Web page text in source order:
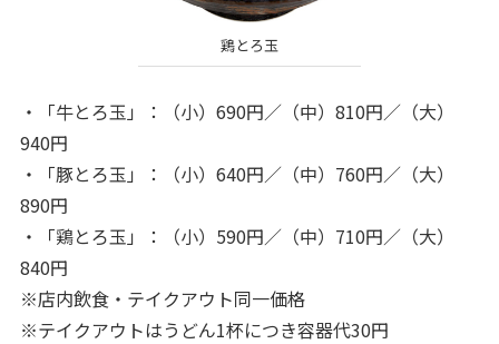
鶏とろ玉
・「牛とろ玉」：（小）690円／（中）810円／（大）
940円
・「豚とろ玉」：（小）640円／（中）760円／（大）
890円
・「鶏とろ玉」：（小）590円／（中）710円／（大）
840円
※店内飲食・テイクアウト同一価格
※テイクアウトはうどん1杯につき容器代30円